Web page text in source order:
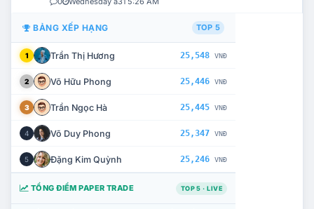
BẢNG XẾP HẠNG TOP 5
1 Trần Thị Hương 25,548 VNĐ
2 Võ Hữu Phong 25,446 VNĐ
3 Trần Ngọc Hà 25,445 VNĐ
4 Võ Duy Phong 25,347 VNĐ
5 Đặng Kim Quỳnh 25,246 VNĐ
TỔNG ĐIỂM PAPER TRADE TOP 5 · LIVE